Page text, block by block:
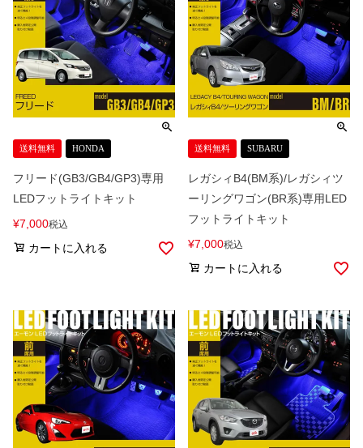
送料無料 HONDA
フリード(GB3/GB4/GP3)専用
LEDフットライトキット
¥7,000税込
カートに入れる
送料無料 SUBARU
レガシィB4(BM系)/レガシィツ
ーリングワゴン(BR系)専用LED
フットライトキット
¥7,000税込
カートに入れる